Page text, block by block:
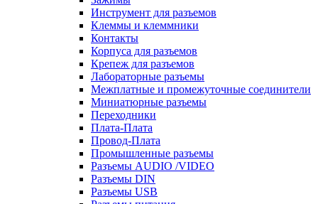
Инструмент для разъемов
Клеммы и клеммники
Контакты
Корпуса для разъемов
Крепеж для разъемов
Лабораторные разъемы
Межплатные и промежуточные соединители
Миниатюрные разъемы
Переходники
Плата-Плата
Провод-Плата
Промышленные разъемы
Разъемы AUDIO /VIDEO
Разъемы DIN
Разъемы USB